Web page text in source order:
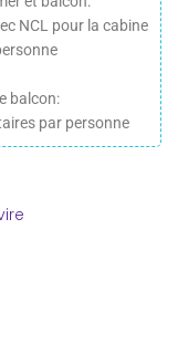
NCL pour la cabine
balcon:
par personne